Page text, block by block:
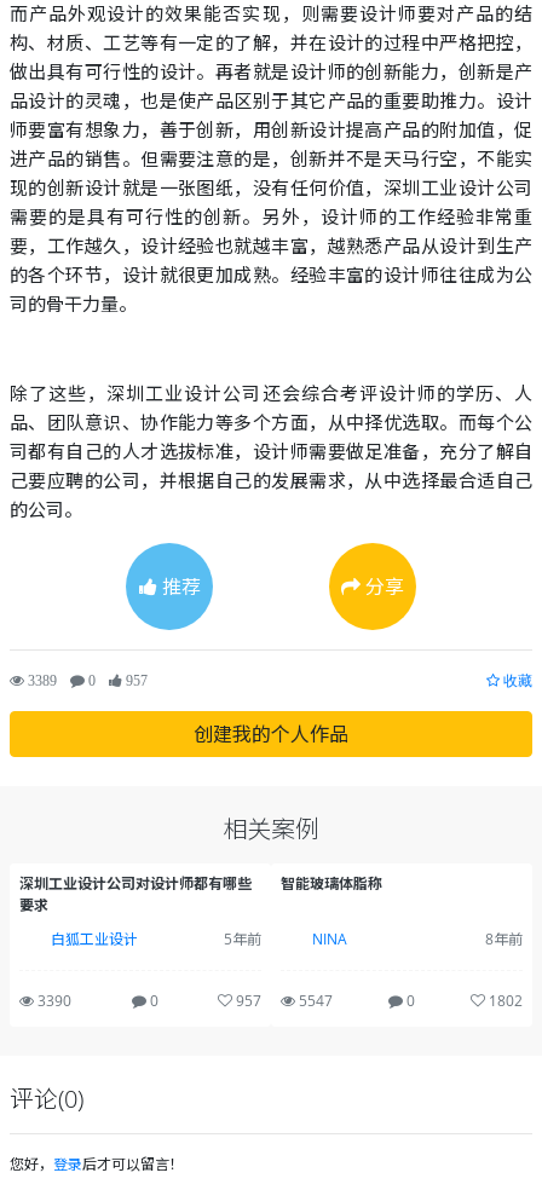
而产品外观设计的效果能否实现，则需要设计师要对产品的结
构、材质、工艺等有一定的了解，并在设计的过程中严格把控，
做出具有可行性的设计。再者就是设计师的创新能力，创新是产
品设计的灵魂，也是使产品区别于其它产品的重要助推力。设计
师要富有想象力，善于创新，用创新设计提高产品的附加值，促
进产品的销售。但需要注意的是，创新并不是天马行空，不能实
现的创新设计就是一张图纸，没有任何价值，深圳工业设计公司
需要的是具有可行性的创新。另外，设计师的工作经验非常重
要，工作越久，设计经验也就越丰富，越熟悉产品从设计到生产
的各个环节，设计就很更加成熟。经验丰富的设计师往往成为公
司的骨干力量。
除了这些，深圳工业设计公司还会综合考评设计师的学历、人
品、团队意识、协作能力等多个方面，从中择优选取。而每个公
司都有自己的人才选拔标准，设计师需要做足准备，充分了解自
己要应聘的公司，并根据自己的发展需求，从中选择最合适自己
的公司。
推荐 分享
3389 0 957 收藏
创建我的个人作品
相关案例
深圳工业设计公司对设计师都有哪些
要求
白狐工业设计
5年前
3390 0 957
智能玻璃体脂称
NINA 8年前
5547 0 1802
评论(0)
您好， 登录后才可以留言！